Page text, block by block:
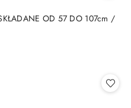
OD 57 DO 107cm /